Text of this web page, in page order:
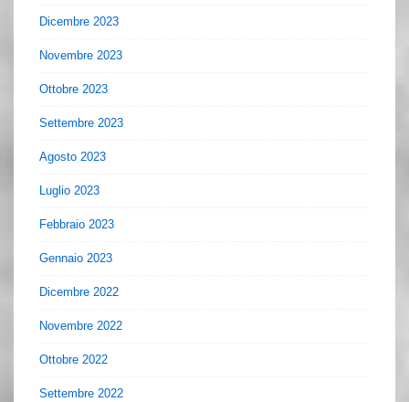
Dicembre 2023
Novembre 2023
Ottobre 2023
Settembre 2023
Agosto 2023
Luglio 2023
Febbraio 2023
Gennaio 2023
Dicembre 2022
Novembre 2022
Ottobre 2022
Settembre 2022